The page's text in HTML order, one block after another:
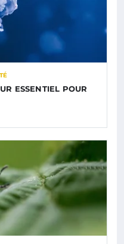
ESSENTIEL POUR